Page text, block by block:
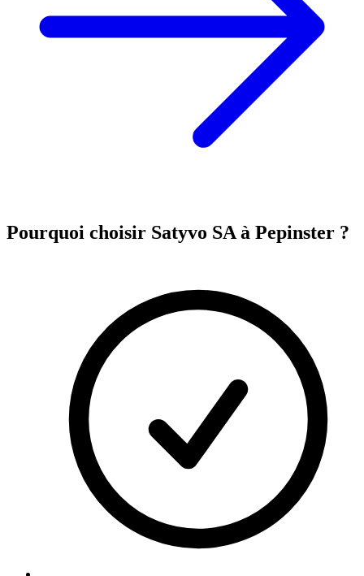
Pourquoi choisir Satyvo SA à Pepinster ?